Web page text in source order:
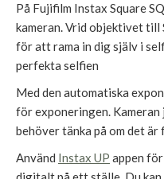
På Fujifilm Instax Square
kameran. Vrid objektivet till
för att rama in dig själv i
perfekta selfien
Med den automatiska
för exponeringen.
behöver tänka på om det är
Använd Instax UP appen